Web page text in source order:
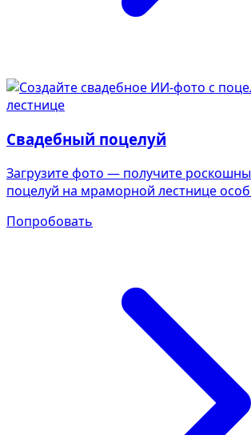
Свадебный поцелуй
Загрузите фото — получите
поцелуй на мраморной лестнице
Попробовать